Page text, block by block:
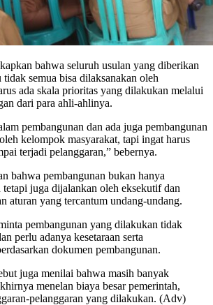
bahwa seluruh usulan yang diberikan
tidak semua bisa dilaksanakan oleh
ada skala prioritas yang dilakukan melalui
dari para ahli-ahlinya.
pembangunan dan ada juga pembangunan
kelompok masyarakat, tapi ingat harus
terjadi pelanggaran,” bebernya.
bahwa pembangunan bukan hanya
juga dijalankan oleh eksekutif dan
aturan yang tercantum undang-undang.
pembangunan yang dilakukan tidak
perlu adanya kesetaraan serta
dokumen pembangunan.
juga menilai bahwa masih banyak
menelan biaya besar pemerintah,
pelanggaran yang dilakukan. (Adv)